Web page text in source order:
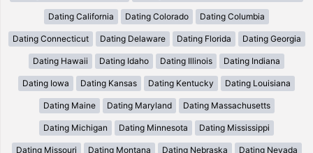
Dating California Dating Colorado Dating Columbia
Dating Connecticut Dating Delaware Dating Florida Dating Georgia
Dating Hawaii Dating Idaho Dating Illinois Dating Indiana
Dating Iowa Dating Kansas Dating Kentucky Dating Louisiana
Dating Maine Dating Maryland Dating Massachusetts
Dating Michigan Dating Minnesota Dating Mississippi
Dating Missouri Dating Montana Dating Nebraska Dating Nevada